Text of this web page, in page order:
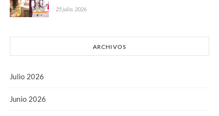
25 julio, 2026
ARCHIVOS
Julio 2026
Junio 2026